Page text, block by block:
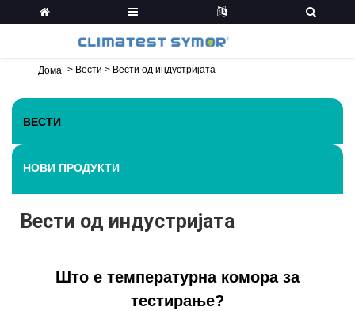
Дома > Вести > Вести од индустријата
ВЕСТИ
НОВИ ПРОДУКТИ
Вести од индустријата
Што е температурна комора за
тестирање?